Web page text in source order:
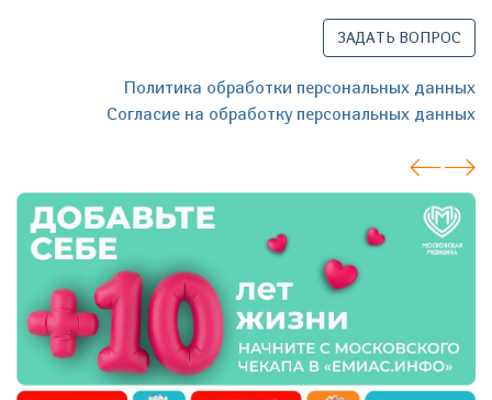
ЗАДАТЬ ВОПРОС
Политика обработки персональных данных
Согласие на обработку персональных данных